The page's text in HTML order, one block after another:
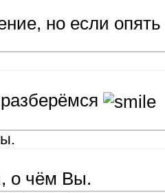
но если опять
о чём Вы.